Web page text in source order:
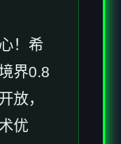
！希
界0.8
放，
优